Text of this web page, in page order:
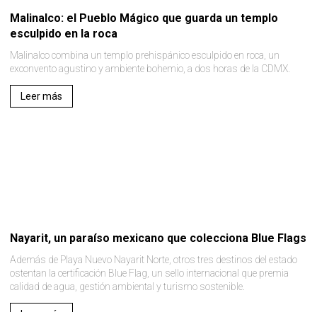
Malinalco: el Pueblo Mágico que guarda un templo
esculpido en la roca
Malinalco combina un templo prehispánico esculpido en roca, un
exconvento agustino y ambiente bohemio, a dos horas de la CDMX.
Leer más
Nayarit, un paraíso mexicano que colecciona Blue Flags
Además de Playa Nuevo Nayarit Norte, otros tres destinos del estado
ostentan la certificación Blue Flag, un sello internacional que premia
calidad de agua, gestión ambiental y turismo sostenible.